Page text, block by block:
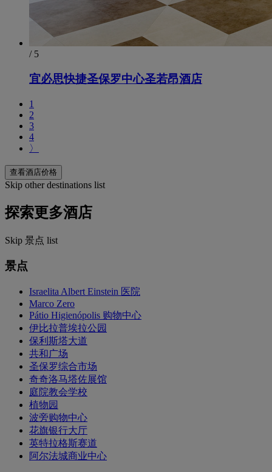
/ 5
宜必思快捷圣保罗中心圣若昂酒店
1
2
3
4
〉
查看酒店价格
Skip other destinations list
探索更多酒店
Skip 景点 list
景点
Israelita Albert Einstein 医院
Marco Zero
Pátio Higienópolis 购物中心
伊比拉普埃拉公园
保利斯塔大道
共和广场
圣保罗综合市场
奇奇洛马塔佐展馆
庭院教会学校
植物园
波旁购物中心
花旗银行大厅
英特拉格斯赛道
阿尔法城商业中心